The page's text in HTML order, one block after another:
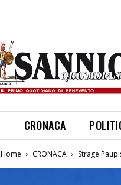
CRONACA
Home CRONACA Strage